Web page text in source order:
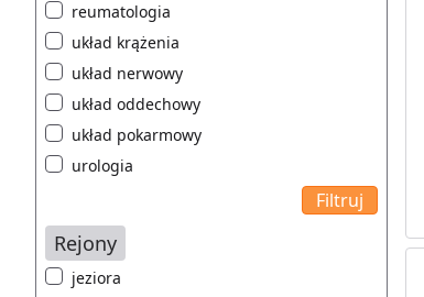
reumatologia
układ krążenia
układ nerwowy
układ oddechowy
układ pokarmowy
urologia
Rejony
jeziora